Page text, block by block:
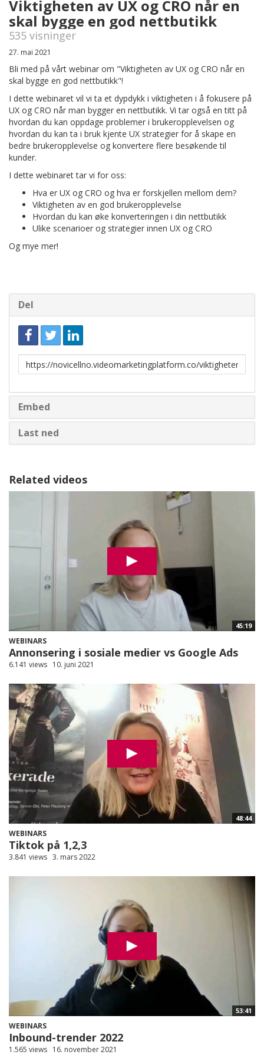
Viktigheten av UX og CRO når en
skal bygge en god nettbutikk
535 visninger
27. mai 2021
Bli med på vårt webinar om "Viktigheten av UX og CRO når en
skal bygge en god nettbutikk"!
I dette webinaret vil vi ta et dypdykk i viktigheten i å fokusere på
UX og CRO når man bygger en nettbutikk. Vi tar også en titt på
hvordan du kan oppdage problemer i brukeropplevelsen og
hvordan du kan ta i bruk kjente UX strategier for å skape en
bedre brukeropplevelse og konvertere flere besøkende til
kunder.
I dette webinaret tar vi for oss:
Hva er UX og CRO og hva er forskjellen mellom dem?
Viktigheten av en god brukeropplevelse
Hvordan du kan øke konverteringen i din nettbutikk
Ulike scenarioer og strategier innen UX og CRO
Og mye mer!
Del
Link
for
Embed
Last ned
Related videos
45:19
WEBINARS
Annonsering i sosiale medier vs Google Ads
6.141 views 10. juni 2021
48:44
WEBINARS
Tiktok på 1,2,3
3.841 views 3. mars 2022
53:41
WEBINARS
Inbound-trender 2022
1.565 views 16. november 2021